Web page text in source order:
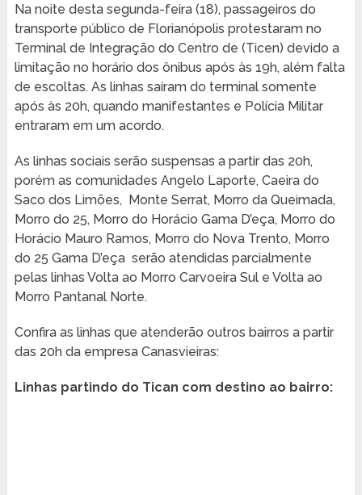
Na noite desta segunda-feira (18), passageiros do
transporte público de Florianópolis protestaram no
Terminal de Integração do Centro de (Ticen) devido a
limitação no horário dos ônibus após às 19h, além falta
de escoltas. As linhas saíram do terminal somente
após às 20h, quando manifestantes e Polícia Militar
entraram em um acordo.
As linhas sociais serão suspensas a partir das 20h,
porém as comunidades Angelo Laporte, Caeira do
Saco dos Limões, Monte Serrat, Morro da Queimada,
Morro do 25, Morro do Horácio Gama D’eça, Morro do
Horácio Mauro Ramos, Morro do Nova Trento, Morro
do 25 Gama D’eça serão atendidas parcialmente
pelas linhas Volta ao Morro Carvoeira Sul e Volta ao
Morro Pantanal Norte.
Confira as linhas que atenderão outros bairros a partir
das 20h da empresa Canasvieiras:
Linhas partindo do Tican com destino ao bairro: